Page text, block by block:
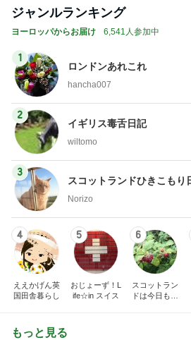
ジャンルランキング
ヨーロッパからお届け 6,541人参加中
1
ロンドンあれこれ
hancha007
2
イギリス毒舌日記
wiltomo
3
スコットランドひきこもり
Norizo
4
ええかげん英
国田舎暮らし
5
おじょーず！L
ife☆in スイス
6
スコットラン
ドは今日も曇
もっと見る